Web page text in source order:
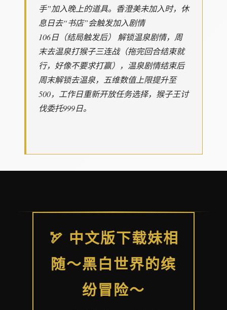
手”加入晚上的道具。香澄美未加入时，休
息日去“书店”会触发加入剧情
106日（结局触发后） 解锁温泉剧情，周
末去温泉打猴子三连战（拖完回合结束就
行，好像不要求打赢），温泉剧情结束后
周末解锁去温泉，五维数值上限提升至
500，工作日重新开放任务选择，猴子王讨
伐委托999日。
🏹 中文版下载妹相
随～黑白世界的缤
纷冒险～